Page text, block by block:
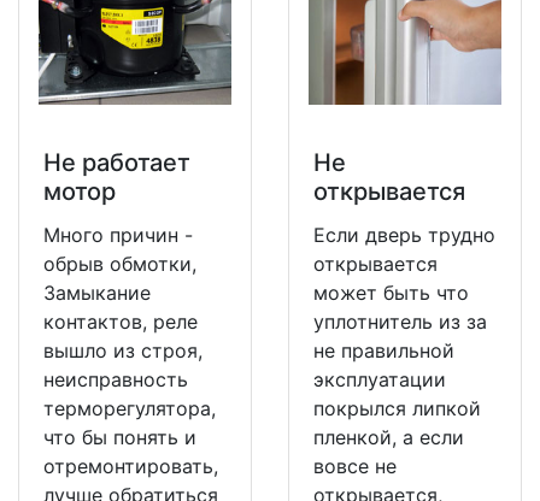
Не работает
мотор
Много причин -
обрыв обмотки,
Замыкание
контактов, реле
вышло из строя,
неисправность
терморегулятора,
что бы понять и
отремонтировать,
лучше обратиться
Не
открывается
Если дверь трудно
открывается
может быть что
уплотнитель из за
не правильной
эксплуатации
покрылся липкой
пленкой, а если
вовсе не
открывается,